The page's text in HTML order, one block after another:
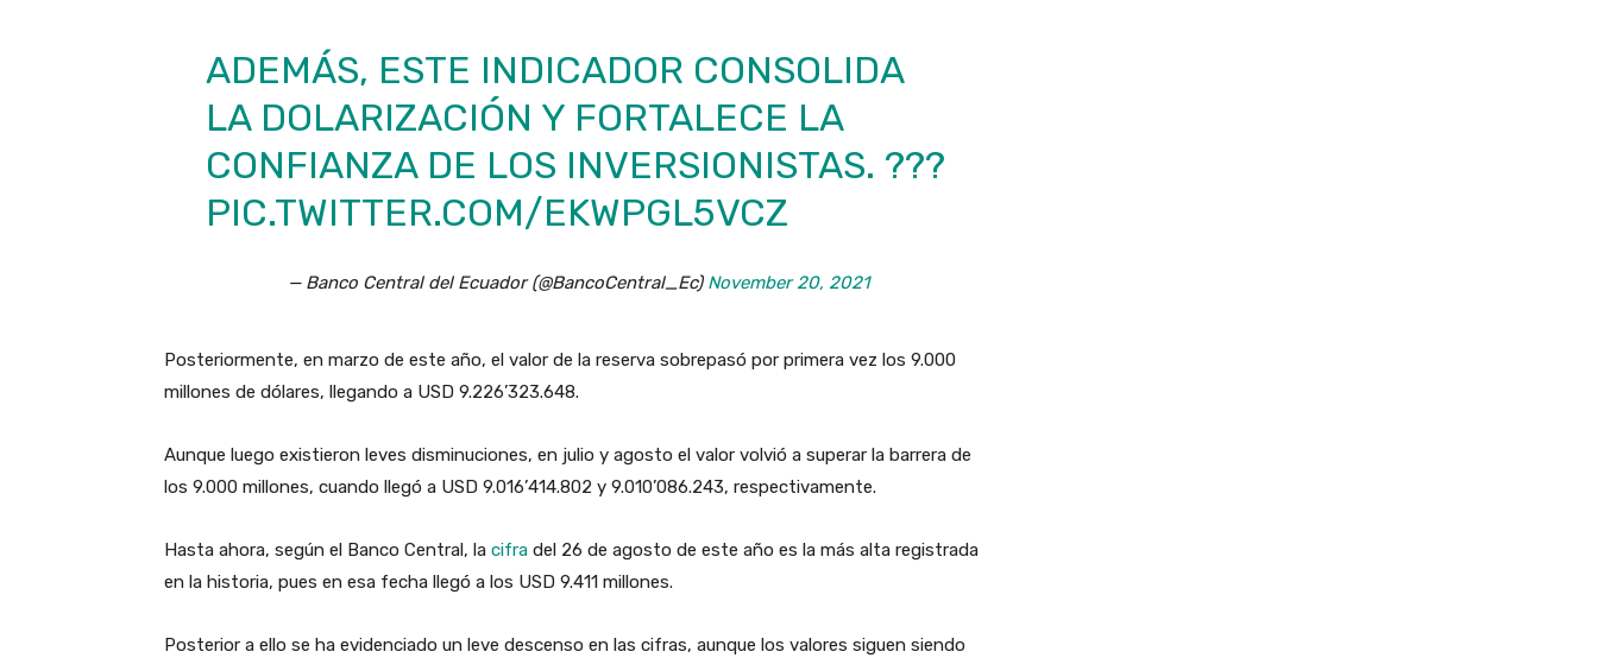
ADEMÁS, ESTE INDICADOR CONSOLIDA
LA DOLARIZACIÓN Y FORTALECE LA
CONFIANZA DE LOS INVERSIONISTAS. ???
PIC.TWITTER.COM/EKWPGL5VCZ
— Banco Central del Ecuador (@BancoCentral_Ec) November 20, 2021
Posteriormente, en marzo de este año, el valor de la reserva sobrepasó por primera vez los 9.000
millones de dólares, llegando a USD 9.226’323.648.
Aunque luego existieron leves disminuciones, en julio y agosto el valor volvió a superar la barrera de
los 9.000 millones, cuando llegó a USD 9.016’414.802 y 9.010’086.243, respectivamente.
Hasta ahora, según el Banco Central, la cifra del 26 de agosto de este año es la más alta registrada
en la historia, pues en esa fecha llegó a los USD 9.411 millones.
Posterior a ello se ha evidenciado un leve descenso en las cifras, aunque los valores siguen siendo